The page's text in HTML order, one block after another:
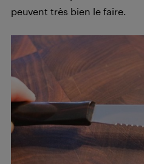
peuvent très bien le faire.